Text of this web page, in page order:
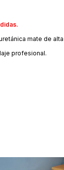
mate de
profesional.